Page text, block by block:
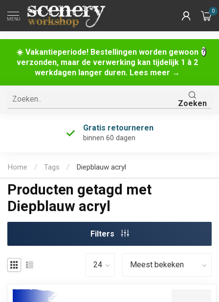
☀️ Vakantieperiode! Bestellingen worden gewoon
verzonden, maar de verwerking kan tijdelijk 1 à 2
werkdagen langer duren. Lees meer →
MENU
0
Zoeken
Gratis retourneren
binnen 60 dagen
Home / Tags / Diepblauw acryl
Producten getagd met
Diepblauw acryl
Filters